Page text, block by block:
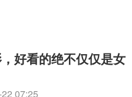
好看的绝不仅仅是女
07:25